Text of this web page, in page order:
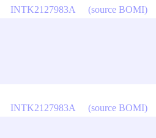
INTK2127983A (source BOMI)
INTK2127983A (source BOMI)